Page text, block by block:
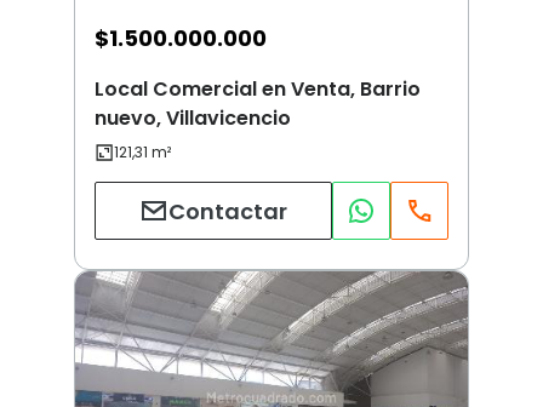
$1.500.000.000
Local Comercial en Venta, Barrio
nuevo, Villavicencio
Contactar